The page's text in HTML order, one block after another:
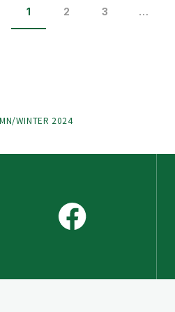
1 2 3 …
WINTER 2024